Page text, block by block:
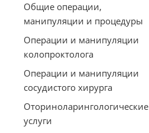
Общие операции,
манипуляции и процедуры
Операции и манипуляции
колопроктолога
Операции и манипуляции
сосудистого хирурга
Оториноларингологические
услуги